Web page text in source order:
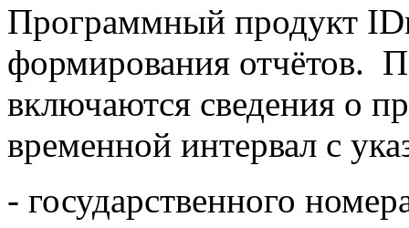
Программный продукт
формирования отчётов.
включаются сведения о
временной интервал с
- государственного